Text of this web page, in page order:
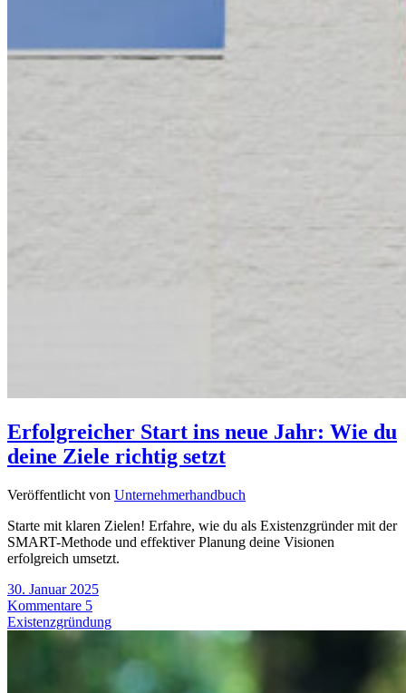
Erfolgreicher Start ins neue Jahr: Wie du
deine Ziele richtig setzt
Veröffentlicht von Unternehmerhandbuch
Starte mit klaren Zielen! Erfahre, wie du als Existenzgründer mit der
SMART-Methode und effektiver Planung deine Visionen
erfolgreich umsetzt.
30. Januar 2025
Kommentare 5
Existenzgründung